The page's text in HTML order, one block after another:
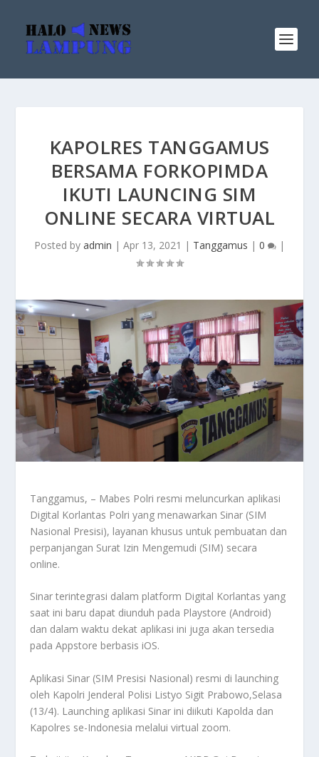
KAPOLRES TANGGAMUS
BERSAMA FORKOPIMDA
IKUTI LAUNCING SIM
ONLINE SECARA VIRTUAL
Posted by admin | Apr 13, 2021 | Tanggamus | 0 |
Tanggamus, – Mabes Polri resmi meluncurkan aplikasi
Digital Korlantas Polri yang menawarkan Sinar (SIM
Nasional Presisi), layanan khusus untuk pembuatan dan
perpanjangan Surat Izin Mengemudi (SIM) secara
online.
Sinar terintegrasi dalam platform Digital Korlantas yang
saat ini baru dapat diunduh pada Playstore (Android)
dan dalam waktu dekat aplikasi ini juga akan tersedia
pada Appstore berbasis iOS.
Aplikasi Sinar (SIM Presisi Nasional) resmi di launching
oleh Kapolri Jenderal Polisi Listyo Sigit Prabowo,Selasa
(13/4). Launching aplikasi Sinar ini diikuti Kapolda dan
Kapolres se-Indonesia melalui virtual zoom.